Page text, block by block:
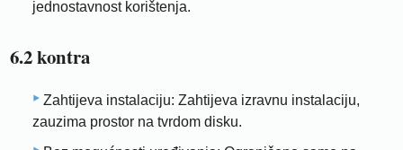
jednostavnost korištenja.
6.2 kontra
Zahtijeva instalaciju: Zahtijeva izravnu instalaciju,
zauzima prostor na tvrdom disku.